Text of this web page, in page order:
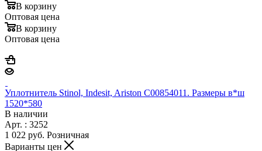
В корзину
Оптовая цена
В корзину
Оптовая цена
Уплотнитель Stinol, Indesit, Ariston C00854011. Размеры в*ш
1520*580
В наличии
Арт. : 3252
1 022 руб. Розничная
Варианты цен